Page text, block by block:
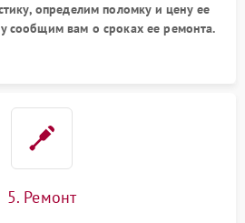
определим поломку и цену ее
сообщим вам о сроках ее ремонта.
5. Ремонт